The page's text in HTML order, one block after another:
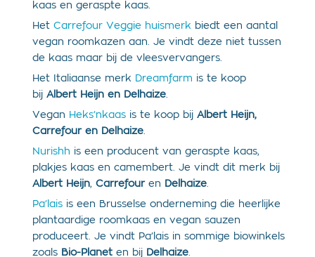
kaas en geraspte kaas.
Het Carrefour Veggie huismerk biedt een aantal
vegan roomkazen aan. Je vindt deze niet tussen
de kaas maar bij de vleesvervangers.
Het Italiaanse merk Dreamfarm is te koop
bij Albert Heijn en Delhaize.
Vegan Heks’nkaasis te koop bij Albert Heijn,
Carrefour en Delhaize.
Nurishh is een producent van geraspte kaas,
plakjes kaas en camembert. Je vindt dit merk bij
Albert Heijn, Carrefouren Delhaize.
Pa’laisis een Brusselse onderneming die heerlijke
plantaardige roomkaas en vegan sauzen
produceert. Je vindt Pa’lais in sommige biowinkels
zoals Bio-Planeten bij Delhaize.